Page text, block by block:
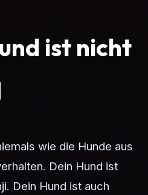
ist nicht
wie die Hunde aus
Dein Hund ist
Dein Hund ist auch